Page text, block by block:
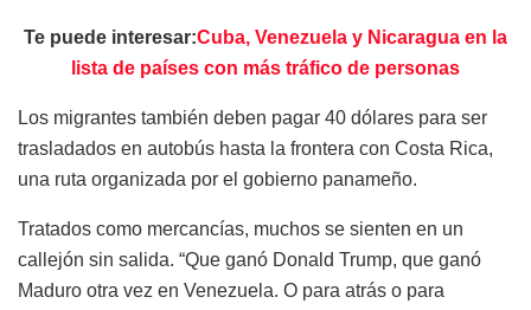
Te puede interesar:Cuba, Venezuela y Nicaragua en la
lista de países con más tráfico de personas
Los migrantes también deben pagar 40 dólares para ser
trasladados en autobús hasta la frontera con Costa Rica,
una ruta organizada por el gobierno panameño.
Tratados como mercancías, muchos se sienten en un
callejón sin salida. “Que ganó Donald Trump, que ganó
Maduro otra vez en Venezuela. O para atrás o para